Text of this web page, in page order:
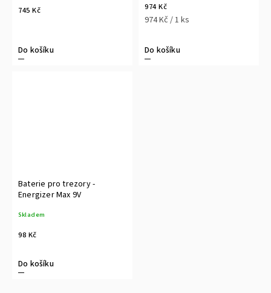
745 Kč
Do košíku
974 Kč
974 Kč / 1 ks
Do košíku
Baterie pro trezory -
Energizer Max 9V
Skladem
98 Kč
Do košíku